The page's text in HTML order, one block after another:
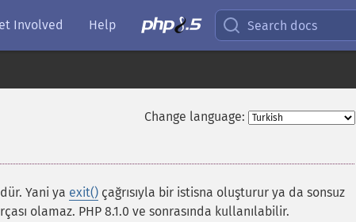
Involved Help Search docs
Change language:
Yani ya exit() çağrısıyla bir istisna oluşturur ya da sonsuz
olamaz. PHP 8.1.0 ve sonrasında kullanılabilir.